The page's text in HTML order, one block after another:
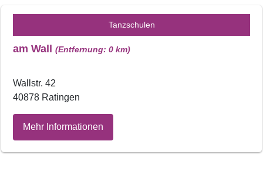
Tanzschulen
am Wall (Entfernung: 0 km)
Wallstr. 42
40878 Ratingen
Mehr Informationen